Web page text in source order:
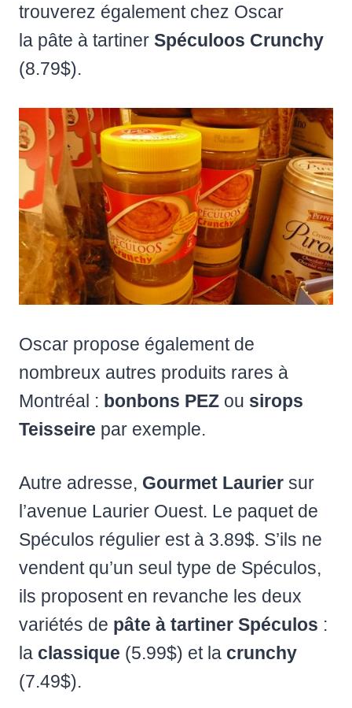
trouverez également chez Oscar
la pâte à tartiner Spéculoos Crunchy
(8.79$).
Oscar propose également de
nombreux autres produits rares à
Montréal : bonbons PEZ ou sirops
Teisseire par exemple.
Autre adresse, Gourmet Laurier sur
l’avenue Laurier Ouest. Le paquet de
Spéculos régulier est à 3.89$. S’ils ne
vendent qu’un seul type de Spéculos,
ils proposent en revanche les deux
variétés de pâte à tartiner Spéculos :
la classique (5.99$) et la crunchy
(7.49$).